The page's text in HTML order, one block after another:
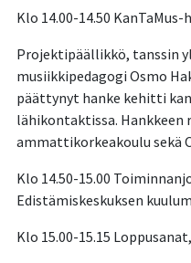
Klo 14.00-14.50 KanTaMus-
Projektipäällikkö, tanssin
musiikkipedagogi Osmo
päättynyt hanke kehitti
lähikontaktissa.
ammattikorkeakoulu sekä
Klo 14.50-15.00
Edistämiskeskuksen
Klo 15.00-15.15